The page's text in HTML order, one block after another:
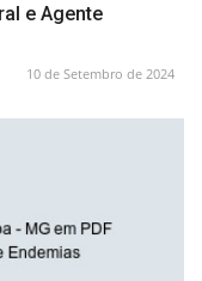
e Agente
10 de Setembro de 2024